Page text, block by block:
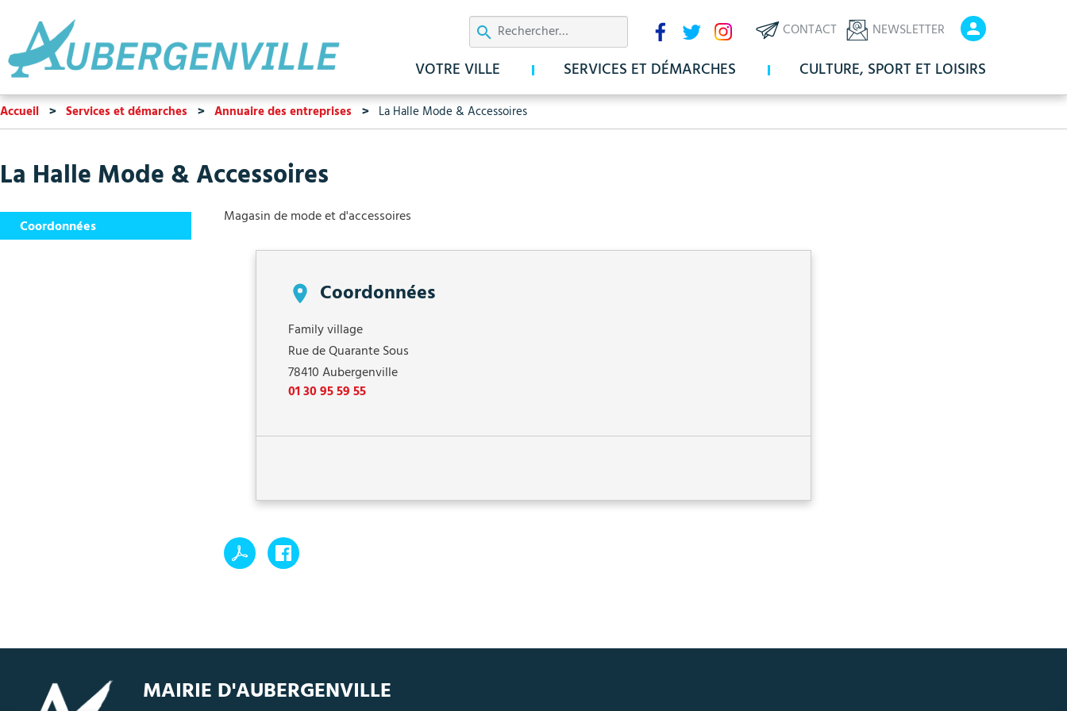
au
contenu
principal
En-
tête
-
En-
tête
Communication
CONTACT NEWSLETTER
Réseaux
sociaux
VOTRE VILLE SERVICES ET DÉMARCHES CULTURE, SPORT ET LOISIRS
Accueil Services et démarches Annuaire des entreprises La Halle Mode & Accessoires
La Halle Mode & Accessoires
Coordonnées Magasin de mode et d'accessoires
Coordonnées
Family village
Rue de Quarante Sous
78410Aubergenville
01 30 95 59 55
MAIRIE D'AUBERGENVILLE